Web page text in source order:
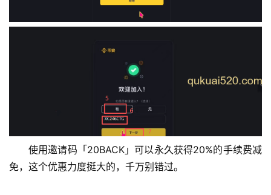
使用邀请码「20BACK」可以永久获得20%的手续费减
免，这个优惠力度挺大的，千万别错过。